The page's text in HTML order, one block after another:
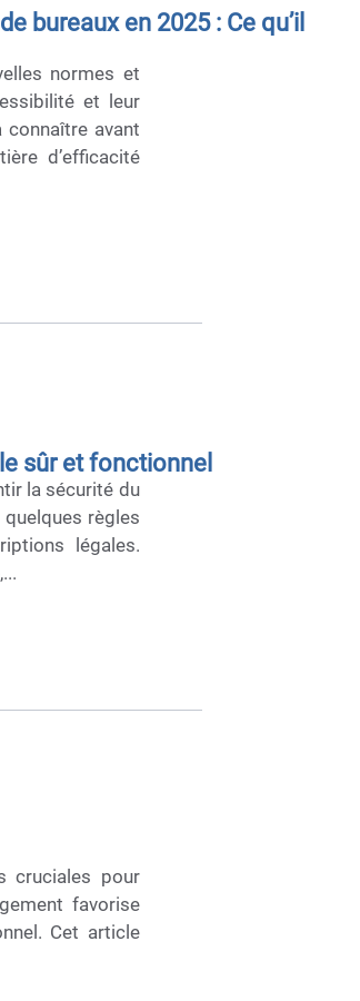
bureaux en 2025 : Ce qu’il
normes et
et leur
connaître avant
d’efficacité
sûr et fonctionnel
la sécurité du
règles
légales.
cruciales pour
favorise
Cet article